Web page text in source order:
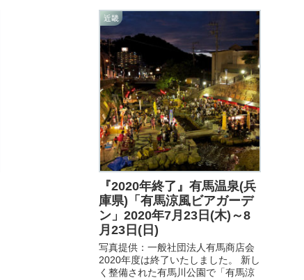
近畿
『2020年終了』有馬温泉(兵
庫県)「有馬涼風ビアガーデ
ン」2020年7月23日(木)～8
月23日(日)
写真提供：一般社団法人有馬商店会
2020年度は終了いたしました。 新し
く整備された有馬川公園で「有馬涼